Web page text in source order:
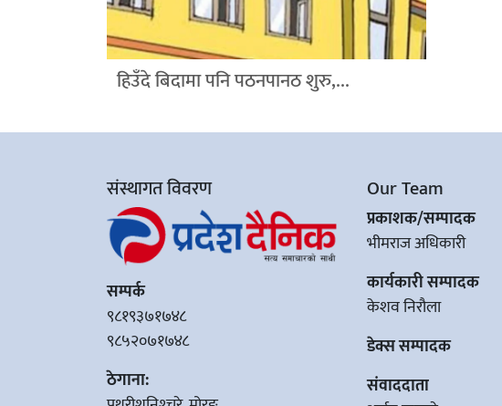
हिउँदे बिदामा पनि पठनपानठ शुरु,...
संस्थागत विवरण
सम्पर्क
९८१९३७१७४८
९८५२०७१७४८
ठेगाना:
Our Team
प्रकाशक/सम्पादक
भीमराज अधिकारी
कार्यकारी सम्पादक
केशव निरौला
डेक्स सम्पादक
संवाददाता